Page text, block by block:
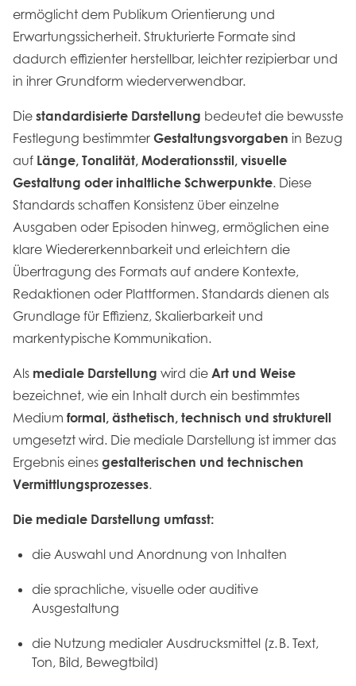
ermöglicht dem Publikum Orientierung und
Erwartungssicherheit. Strukturierte Formate sind
dadurch effizienter herstellbar, leichter rezipierbar und
in ihrer Grundform wiederverwendbar.
Die standardisierte Darstellung bedeutet die bewusste
Festlegung bestimmter Gestaltungsvorgaben in Bezug
auf Länge, Tonalität, Moderationsstil, visuelle
Gestaltung oder inhaltliche Schwerpunkte. Diese
Standards schaffen Konsistenz über einzelne
Ausgaben oder Episoden hinweg, ermöglichen eine
klare Wiedererkennbarkeit und erleichtern die
Übertragung des Formats auf andere Kontexte,
Redaktionen oder Plattformen. Standards dienen als
Grundlage für Effizienz, Skalierbarkeit und
markentypische Kommunikation.
Als mediale Darstellung wird die Art und Weise
bezeichnet, wie ein Inhalt durch ein bestimmtes
Medium formal, ästhetisch, technisch und strukturell
umgesetzt wird. Die mediale Darstellung ist immer das
Ergebnis eines gestalterischen und technischen
Vermittlungsprozesses.
Die mediale Darstellung umfasst:
die Auswahl und Anordnung von Inhalten
die sprachliche, visuelle oder auditive
Ausgestaltung
die Nutzung medialer Ausdrucksmittel (z. B. Text,
Ton, Bild, Bewegtbild)